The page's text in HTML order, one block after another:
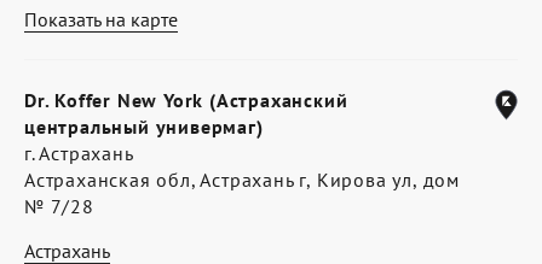
Показать на карте
Dr. Koffer New York (Астраханский
центральный универмаг)
г. Астрахань
Астраханская обл, Астрахань г, Кирова ул, дом
№ 7/28
Астрахань